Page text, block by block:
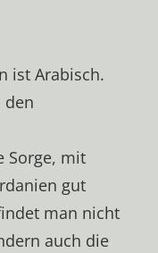
ist Arabisch.
den
Sorge, mit
gut
man nicht
auch die